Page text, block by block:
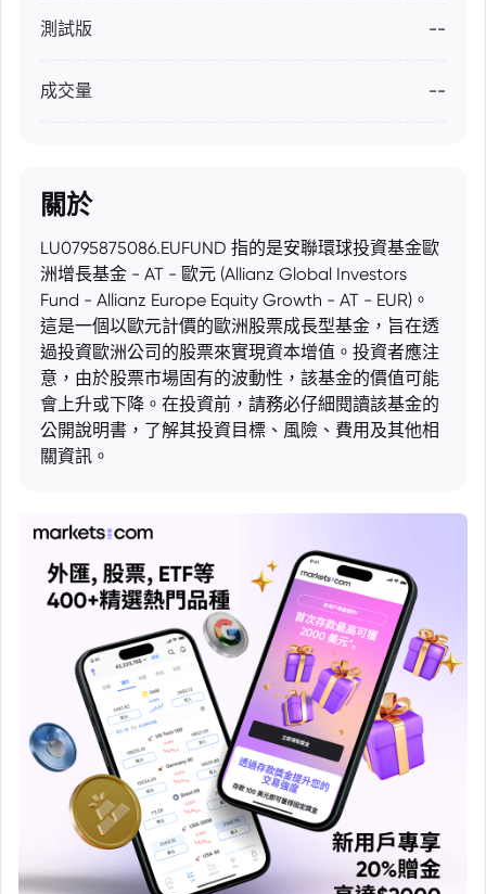
測試版 --
成交量 --
關於
LU0795875086.EUFUND 指的是安聯環球投資基金歐
洲增長基金 - AT - 歐元 (Allianz Global Investors
Fund - Allianz Europe Equity Growth - AT - EUR)。
這是一個以歐元計價的歐洲股票成長型基金，旨在透
過投資歐洲公司的股票來實現資本增值。投資者應注
意，由於股票市場固有的波動性，該基金的價值可能
會上升或下降。在投資前，請務必仔細閱讀該基金的
公開說明書，了解其投資目標、風險、費用及其他相
關資訊。